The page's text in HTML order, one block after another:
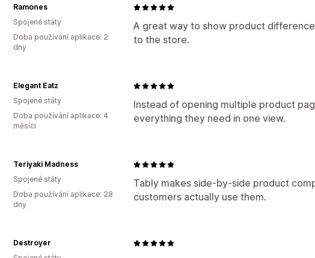
A great way to show product
to the store.
Ramones
Spojené státy
Doba používání aplikace: 2
dny
Instead of opening multiple product
everything they need in one view.
Elegant Eatz
Spojené státy
Doba používání aplikace: 4
měsíci
Tably makes side-by-side product
customers actually use them.
Teriyaki Madness
Spojené státy
Doba používání aplikace: 28
dny
Destroyer